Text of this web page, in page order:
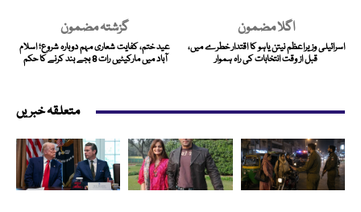
گزشتہ مضمون
عید ختم، کفایت شعاری مہم دوبارہ شروع؛ اسلام
آباد میں مارکیٹیں رات 8 بجے بند کرنے کا حکم
اگلا مضمون
اسرائیلی وزیراعظم نیتن یاہو کا اقتدار خطرے میں،
قبل از وقت انتخابات کی راہ ہموار
متعلقہ خبریں